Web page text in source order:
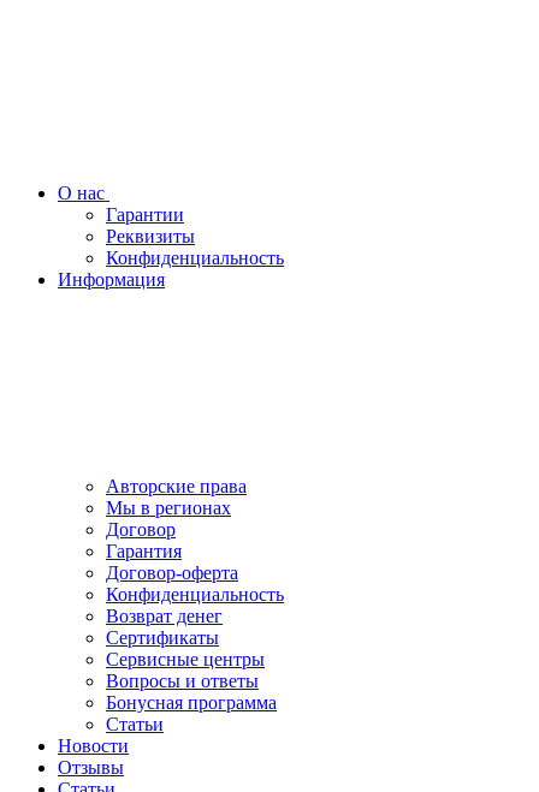
О нас
Гарантии
Реквизиты
Конфиденциальность
Информация
Авторские права
Мы в регионах
Договор
Гарантия
Договор-оферта
Конфиденциальность
Возврат денег
Сертификаты
Сервисные центры
Вопросы и ответы
Бонусная программа
Статьи
Новости
Отзывы